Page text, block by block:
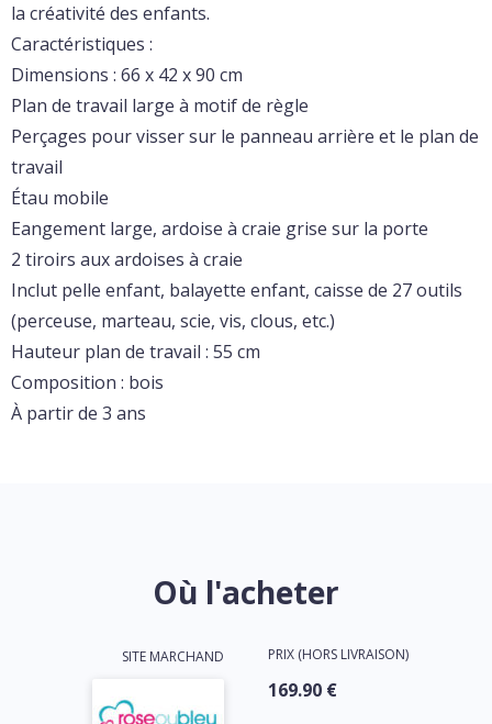
la créativité des enfants.
Caractéristiques :
Dimensions : 66 x 42 x 90 cm
Plan de travail large à motif de règle
Perçages pour visser sur le panneau arrière et le plan de
travail
Étau mobile
Eangement large, ardoise à craie grise sur la porte
2 tiroirs aux ardoises à craie
Inclut pelle enfant, balayette enfant, caisse de 27 outils
(perceuse, marteau, scie, vis, clous, etc.)
Hauteur plan de travail : 55 cm
Composition : bois
À partir de 3 ans
Où l'acheter
SITE MARCHAND PRIX (HORS LIVRAISON)
169.90 €